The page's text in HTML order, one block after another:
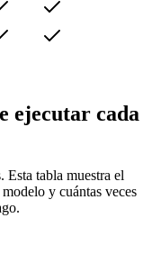
ejecutar cada
Esta tabla muestra el
y cuántas veces